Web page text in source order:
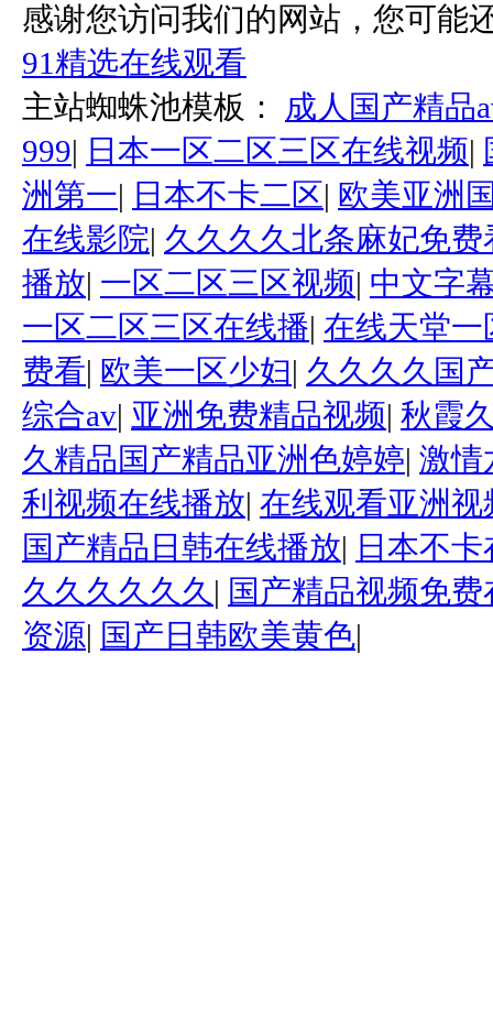
感谢您访问我们的网站，您可能
91精选在线观看
主站蜘蛛池模板： 成人国产精品
999| 日本一区二区三区在线视频|
洲第一| 日本不卡二区| 欧美亚洲
在线影院| 久久久久北条麻妃免费
播放| 一区二区三区视频| 中文字
一区二区三区在线播| 在线天堂一
费看| 欧美一区少妇| 久久久久国
综合av| 亚洲免费精品视频| 秋霞
久精品国产精品亚洲色婷婷| 激情
利视频在线播放| 在线观看亚洲
国产精品日韩在线播放| 日本不
久久久久久久 | 国产精品视频免
资源| 国产日韩欧美黄色|